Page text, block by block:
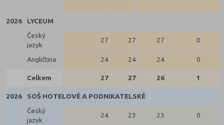
2026
LYCEUM
Český
jazyk
27 27 27 0
Angličtina 24 24 24 0
Celkem 27 27 26 1
2026
SOŠ HOTELOVÉ A PODNIKATELSKÉ
Český
jazyk
24 23 23 0